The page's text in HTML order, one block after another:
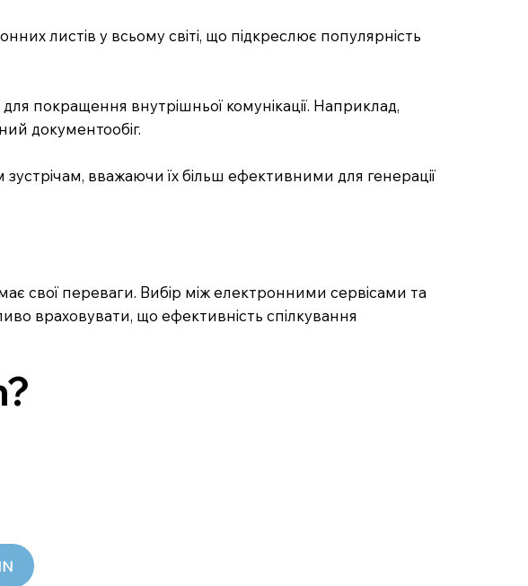
листів у всьому світі, що підкреслює популярність
покращення внутрішньої комунікації. Наприклад,
документообіг.
вважаючи їх більш ефективними для генерації
свої переваги. Вибір між електронними сервісами та
враховувати, що ефективність спілкування